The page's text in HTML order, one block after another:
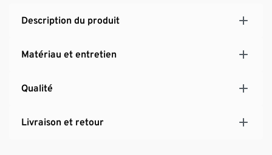
Description du produit
Matériau et entretien
Qualité
Livraison et retour